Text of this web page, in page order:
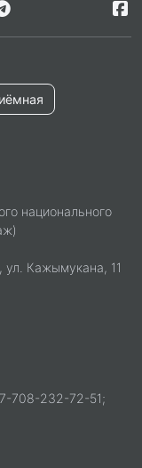
национального
ул. Кажымукана, 11
708-232-72-51;